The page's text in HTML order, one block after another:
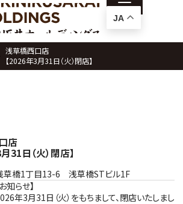
浅草橋西口店
【2026年3月31日（火）閉店】
店
31日（火）閉店】
草橋1丁目13-6 浅草橋STビル1F
知らせ】
年3月31日（火）をもちまして、閉店いたしまし
JA